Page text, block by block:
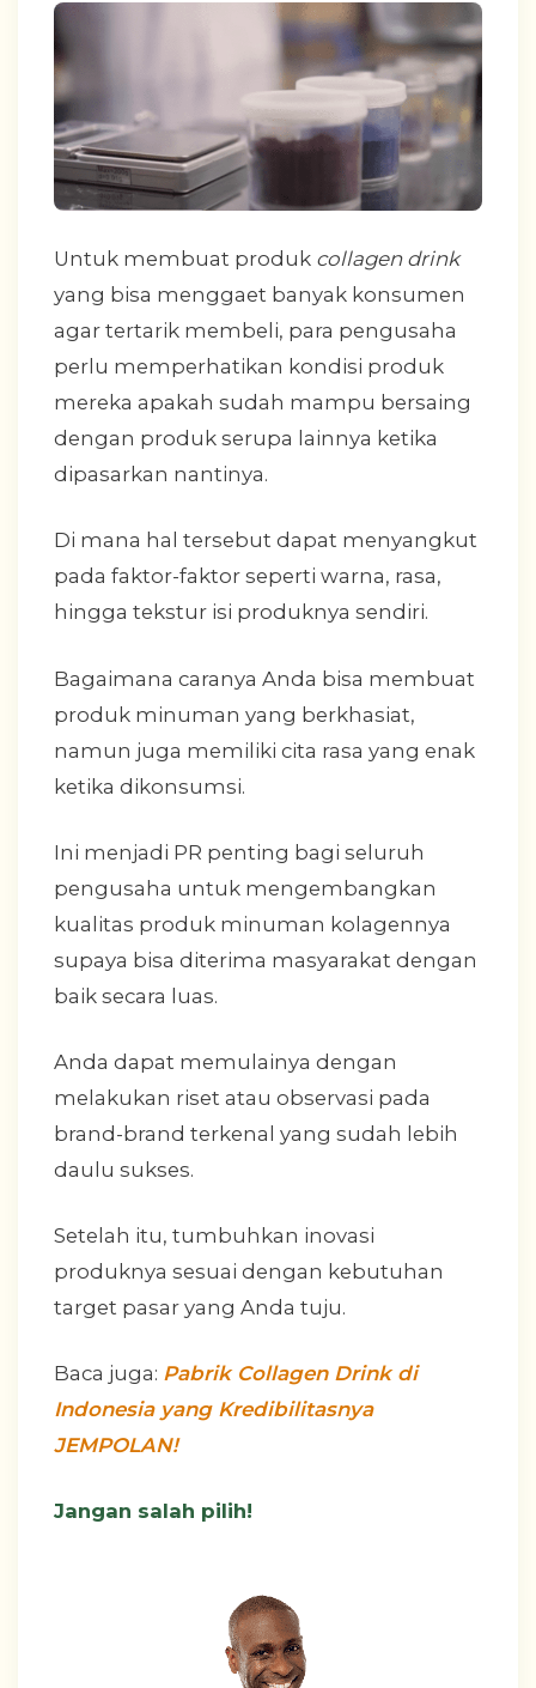
Untuk membuat produk collagen drink
yang bisa menggaet banyak konsumen
agar tertarik membeli, para pengusaha
perlu memperhatikan kondisi produk
mereka apakah sudah mampu bersaing
dengan produk serupa lainnya ketika
dipasarkan nantinya.
Di mana hal tersebut dapat menyangkut
pada faktor-faktor seperti warna, rasa,
hingga tekstur isi produknya sendiri.
Bagaimana caranya Anda bisa membuat
produk minuman yang berkhasiat,
namun juga memiliki cita rasa yang enak
ketika dikonsumsi.
Ini menjadi PR penting bagi seluruh
pengusaha untuk mengembangkan
kualitas produk minuman kolagennya
supaya bisa diterima masyarakat dengan
baik secara luas.
Anda dapat memulainya dengan
melakukan riset atau observasi pada
brand-brand terkenal yang sudah lebih
daulu sukses.
Setelah itu, tumbuhkan inovasi
produknya sesuai dengan kebutuhan
target pasar yang Anda tuju.
Baca juga: Pabrik Collagen Drink di
Indonesia yang Kredibilitasnya
JEMPOLAN!
Jangan salah pilih!